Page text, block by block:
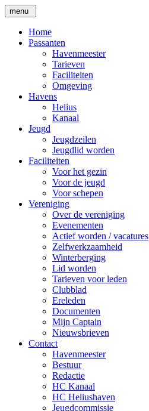
menu
Home
Passanten
Havenmeester
Tarieven
Faciliteiten
Omgeving
Havens
Helius
Kanaal
Jeugd
Jeugdzeilen
Jeugdlid worden
Faciliteiten
Voor het gezin
Voor de jeugd
Voor schepen
Vereniging
Over de vereniging
Evenementen
Actief worden / vacatures
Zelfwerkzaamheid
Winterberging
Lid worden
Tarieven voor leden
Clubblad
Ereleden
Documenten
Mijn Captain
Nieuwsbrieven
Contact
Havenmeester
Bestuur
Redactie
HC Kanaal
HC Heliushaven
Jeugdcommissie